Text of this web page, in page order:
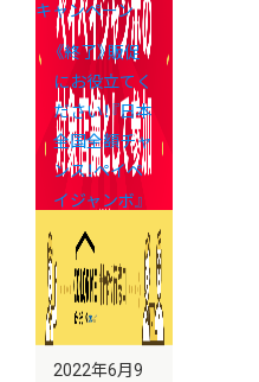
キャンペーン
《終了》販促
にお役立てく
ださい！『日本
全国全額チャ
ンス！ペイペ
イジャンボ』
開催中
2022年6月9